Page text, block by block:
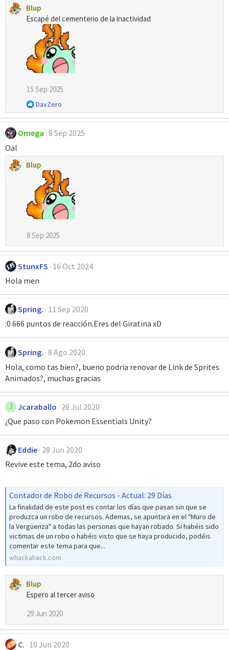
Blup
Escapé del cementerio de la inactividad
15 Sep 2025
R
e
a
c
o
n
s
:
DavZero
Omega 8 Sep 2025
Oal
Blup
8 Sep 2025
StunxFS 16 Oct 2024
Hola men
Spring. 11 Sep 2020
:0 666 puntos de reacción.Eres del Giratina xD
Spring. 8 Ago 2020
Hola, como tas bien?, bueno podria renovar de Link de Sprites
Animados?, muchas gracias
J Jcaraballo 26 Jul 2020
¿Que paso con Pokemon Essentials Unity?
Eddie 28 Jun 2020
Revive este tema, 2do aviso
Contador de Robo de Recursos - Actual: 29 Días
La finalidad de este post es contar los días que pasan sin que se
produzca un robo de recursos. Ademas, se apuntara en el "Muro de
la Vergüenza" a todas las personas que hayan robado. Si habéis sido
victimas de un robo o habéis visto que se haya producido, podéis
comentar este tema para que...
whackahack.com
Blup
Espero al tercer aviso
29 Jun 2020
C. 10 Jun 2020